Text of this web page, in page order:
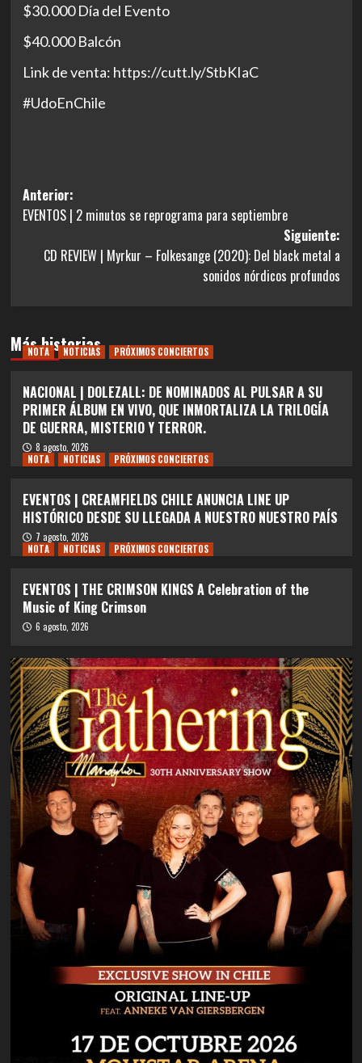
$30.000 Día del Evento
$40.000 Balcón
Link de venta: https://cutt.ly/StbKIaC
#UdoEnChile
Navegación
de
entradas
Anterior:
EVENTOS | 2 minutos se reprograma para septiembre
Siguiente:
CD REVIEW | Myrkur – Folkesange (2020): Del black metal a
sonidos nórdicos profundos
Más historias
NOTA NOTICIAS PRÓXIMOS CONCIERTOS
NACIONAL | DOLEZALL: DE NOMINADOS AL PULSAR A SU
PRIMER ÁLBUM EN VIVO, QUE INMORTALIZA LA TRILOGÍA
DE GUERRA, MISTERIO Y TERROR.
8 agosto, 2026
NOTA
NOTICIAS PRÓXIMOS CONCIERTOS
EVENTOS | CREAMFIELDS CHILE ANUNCIA LINE UP
HISTÓRICO DESDE SU LLEGADA A NUESTRO NUESTRO PAÍS
7 agosto, 2026
NOTA
NOTICIAS PRÓXIMOS CONCIERTOS
EVENTOS | THE CRIMSON KINGS A Celebration of the
Music of King Crimson
6 agosto, 2026